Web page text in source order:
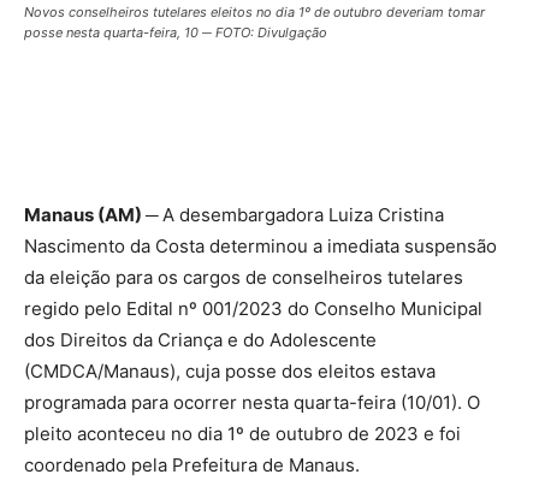
Novos conselheiros tutelares eleitos no dia 1º de outubro deveriam tomar
posse nesta quarta-feira, 10 ─ FOTO: Divulgação
Manaus (AM) ─A desembargadora Luiza Cristina
Nascimento da Costa determinou a imediata suspensão
da eleição para os cargos de conselheiros tutelares
regido pelo Edital nº 001/2023 do Conselho Municipal
dos Direitos da Criança e do Adolescente
(CMDCA/Manaus), cuja posse dos eleitos estava
programada para ocorrer nesta quarta-feira (10/01). O
pleito aconteceu no dia 1º de outubro de 2023 e foi
coordenado pela Prefeitura de Manaus.